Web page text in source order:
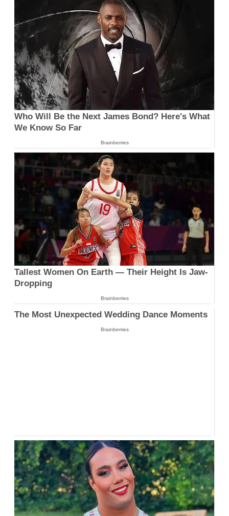
Who Will Be the Next James Bond? Here's What
We Know So Far
Brainberries
Tallest Women On Earth — Their Height Is Jaw-
Dropping
Brainberries
The Most Unexpected Wedding Dance Moments
Brainberries